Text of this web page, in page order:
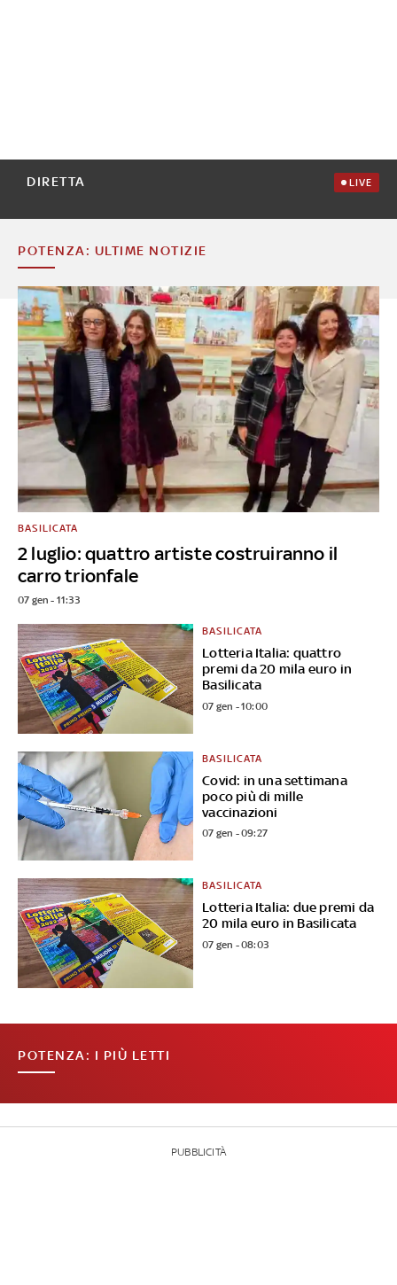
DIRETTA LIVE
POTENZA: ULTIME NOTIZIE
2 luglio: quattro artiste costruiranno il
carro trionfale
BASILICATA
07 gen - 11:33
Lotteria Italia: quattro
premi da 20 mila euro in
Basilicata
BASILICATA
07 gen - 10:00
Covid: in una settimana
poco più di mille
vaccinazioni
BASILICATA
07 gen - 09:27
Lotteria Italia: due premi da
20 mila euro in Basilicata
BASILICATA
07 gen - 08:03
POTENZA: I PIÙ LETTI
PUBBLICITÀ